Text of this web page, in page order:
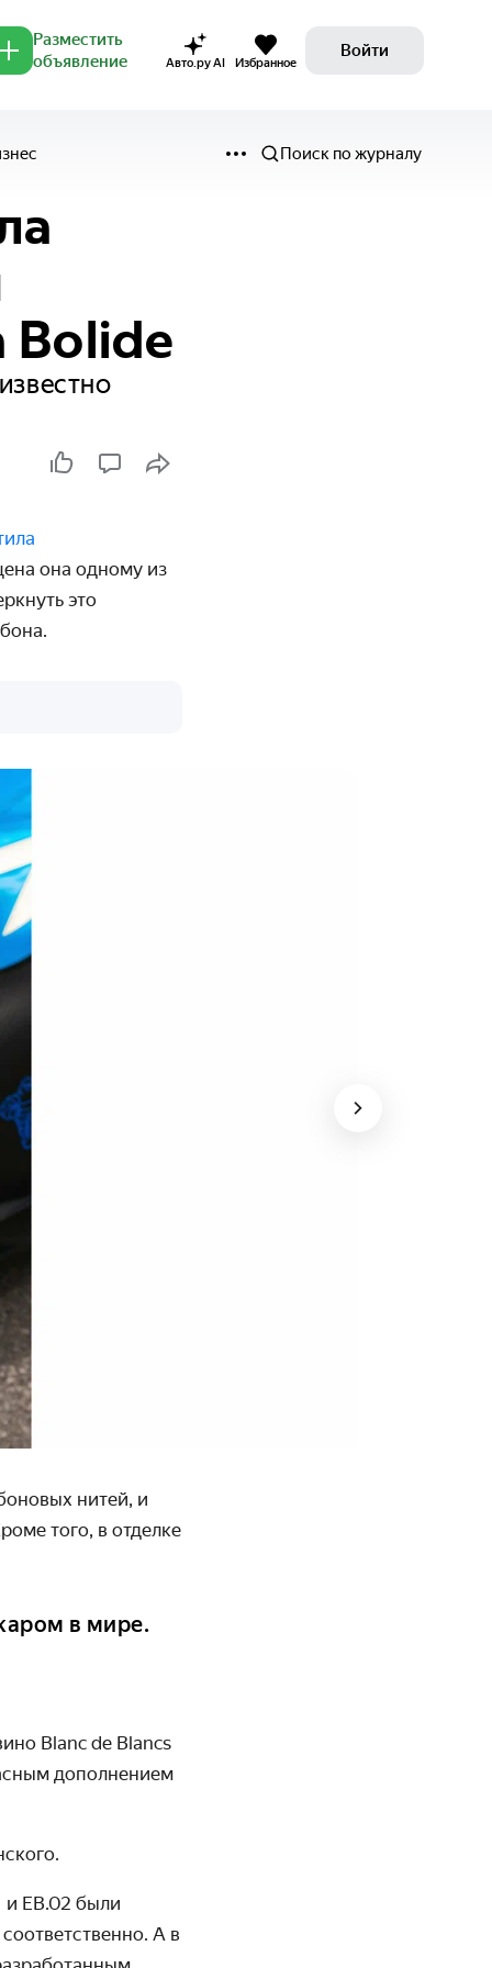
Разместить
объявление
Авто.ру AI Избранное
Войти
Поиск по журналу
Bolide
она одному из
это
нитей, и
того, в отделке
в мире.
Blanc de Blancs
дополнением
.
и EB.02 были
А в